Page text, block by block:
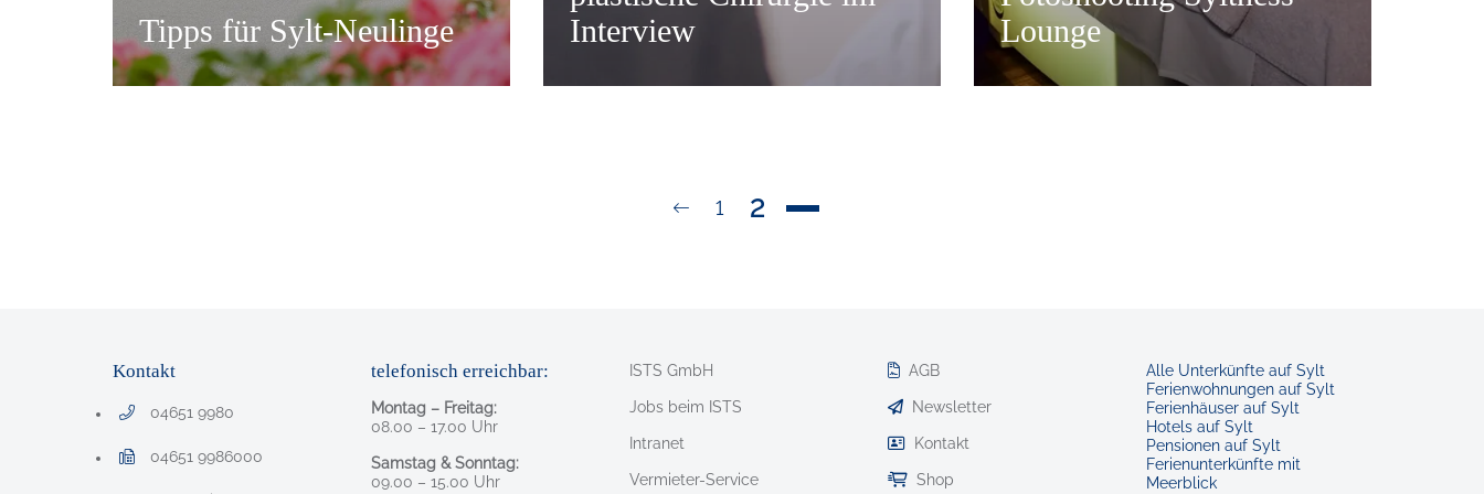
Tipps für Sylt-Neulinge
Interview
Lounge
ZurückSeite
1 Seite
2
Kontakt
04651 9980
Telefonnummer: 0 4 6 5 1 9 9 8 0
04651 9986000
Faxnummer: 0 4 6 5 1 9 9 8 6 0 0 0
telefonisch erreichbar:
Montag – Freitag:
08.00 – 17.00 Uhr
Samstag & Sonntag:
09.00 – 15.00 Uhr
ISTS GmbH
Jobs beim ISTS
Intranet
Vermieter-Service
AGB
Newsletter
Kontakt
Shop
Alle Unterkünfte auf Sylt
Ferienwohnungen auf Sylt
Ferienhäuser auf Sylt
Hotels auf Sylt
Pensionen auf Sylt
Ferienunterkünfte mit
Meerblick